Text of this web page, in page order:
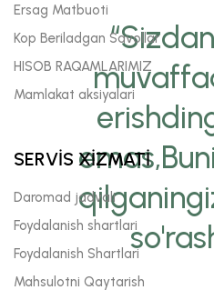
Ersag Matbuoti
Kop Beriladgan Savollar
HISOB RAQAMLARIMIZ
Mamlakat aksiyalari
SERVİS XİZMATİ
Daromad jadvali
Foydalanish shartlari
Foydalanish Shartlari
Mahsulotni Qaytarish